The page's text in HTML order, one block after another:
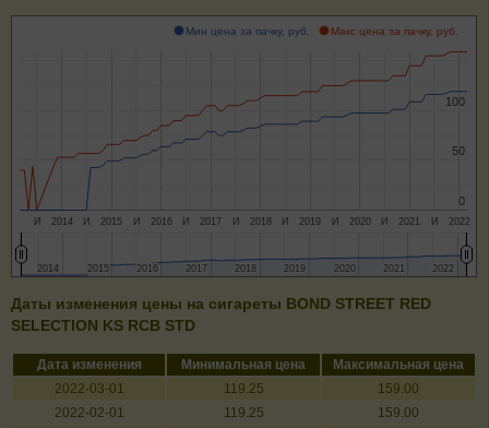
Мин цена за пачку, руб. Макс цена за пачку, руб.
2014 2015 2016 2017 2018 2019 2020 2021 2022
И И И И И И И И И
0
0
50
50
100
100
2014
2014 2015
2015 2016
2016 2017
2017 2018
2018 2019
2019 2020
2020 2021
2021 2022
2022
Даты изменения цены на сигареты BOND STREET RED
SELECTION KS RCB STD
Дата изменения Минимальная цена
Максимальная цена
2022-03-01
119.25
159.00
2022-02-01
119.25
159.00